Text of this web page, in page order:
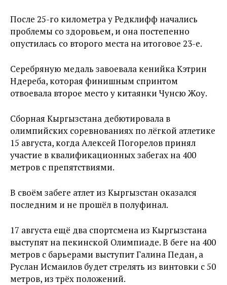
После 25-го километра у Редклифф начались
проблемы со здоровьем, и она постепенно
опустилась со второго места на итоговое 23-е.
Серебряную медаль завоевала кенийка Кэтрин
Ндереба, которая финишным спринтом
отвоевала второе место у китаянки Чунсю Жоу.
Сборная Кыргызстана дебютировала в
олимпийских соревнованиях по лёгкой атлетике
15 августа, когда Алексей Погорелов принял
участие в квалификационных забегах на 400
метров с препятствиями.
В своём забеге атлет из Кыргызстан оказался
последним и не прошёл в полуфинал.
17 августа ещё два спортсмена из Кыргызстана
выступят на пекинской Олимпиаде. В беге на 400
метров с барьерами выступит Галина Педан, а
Руслан Исмаилов будет стрелять из винтовки с 50
метров, из трёх положений.